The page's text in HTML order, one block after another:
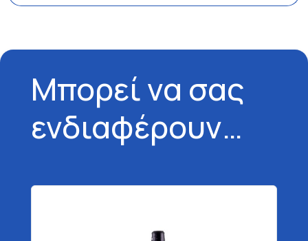
Μπορεί να σας
ενδιαφέρουν…